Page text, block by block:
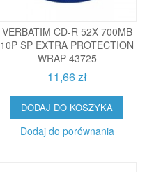
VERBATIM CD-R 52X 700MB
10P SP EXTRA PROTECTION
WRAP 43725
11,66 zł
DODAJ DO KOSZYKA
Dodaj do porównania